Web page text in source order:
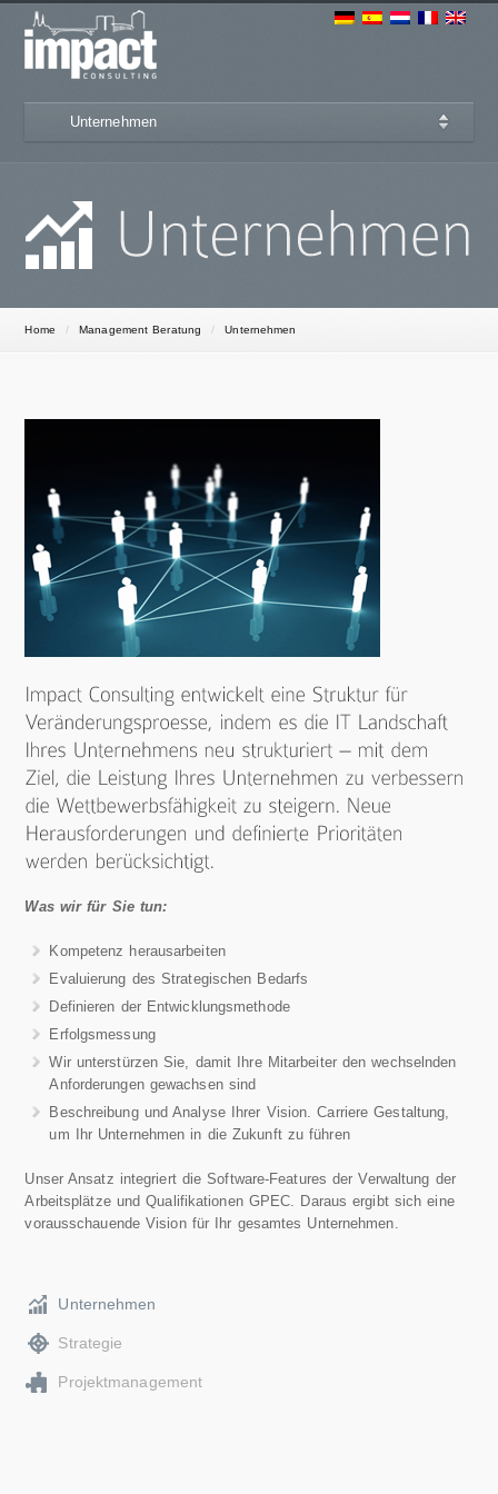
Unternehmen
Home / Management Beratung / Unternehmen
Was wir für Sie tun:
Kompetenz herausarbeiten
Evaluierung des Strategischen Bedarfs
Definieren der Entwicklungsmethode
Erfolgsmessung
Wir unterstürzen Sie, damit Ihre Mitarbeiter den wechselnden
Anforderungen gewachsen sind
Beschreibung und Analyse Ihrer Vision. Carriere Gestaltung,
um Ihr Unternehmen in die Zukunft zu führen
Unser Ansatz integriert die Software-Features der Verwaltung der
Arbeitsplätze und Qualifikationen GPEC. Daraus ergibt sich eine
vorausschauende Vision für Ihr gesamtes Unternehmen.
Unternehmen
Strategie
Projektmanagement